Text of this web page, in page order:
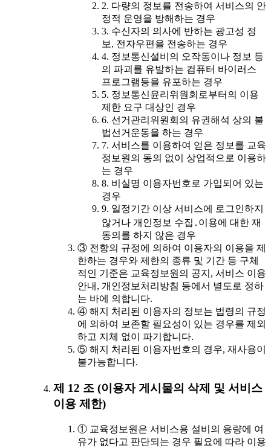
2. 다량의 정보를 전송하여 서비스의 안
정적 운영을 방해하는 경우
3. 수신자의 의사에 반하는 광고성 정
보, 전자우편을 전송하는 경우
4. 정보통신설비의 오작동이나 정보 등
의 파괴를 유발하는 컴퓨터 바이러스
프로그램등을 유포하는 경우
5. 정보통신윤리위원회로부터의 이용
제한 요구 대상인 경우
6. 선거관리위원회의 유권해석 상의 불
법선거운동을 하는 경우
7. 서비스를 이용하여 얻은 정보를 교육
정보원의 동의 없이 상업적으로 이용하
는 경우
8. 비실명 이용자번호로 가입되어 있는
경우
9. 일정기간 이상 서비스에 로그인하지
않거나 개인정보 수집․이용에 대한 재
동의를 하지 않은 경우
③ 전항의 규정에 의하여 이용자의 이용을 제
한하는 경우와 제한의 종류 및 기간 등 구체
적인 기준은 교육정보원의 공지, 서비스 이용
안내, 개인정보처리방침 등에서 별도로 정하
는 바에 의합니다.
④ 해지 처리된 이용자의 정보는 법령의 규정
에 의하여 보존할 필요성이 있는 경우를 제외
하고 지체 없이 파기합니다.
⑤ 해지 처리된 이용자번호의 경우, 재사용이
불가능합니다.
제 12 조 (이용자 게시물의 삭제 및 서비스
이용 제한)
① 교육정보원은 서비스용 설비의 용량에 여
유가 없다고 판단되는 경우 필요에 따라 이용